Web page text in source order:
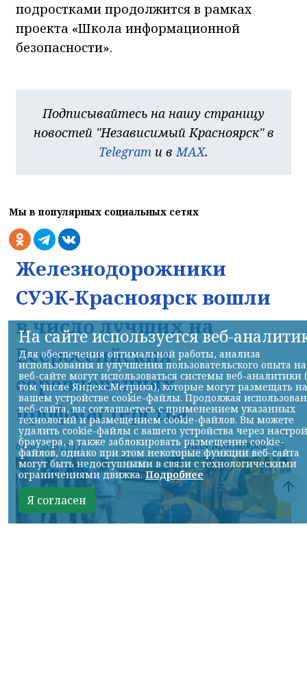
подростками продолжится в рамках
проекта «Школа информационной
безопасности».
Подписывайтесь на нашу страницу
новостей "Независимый Красноярск" в
Telegram и вMAX.
Мы в популярных социальных сетях
Железнодорожники
СУЭК-Красноярск вошли
в число лучших на
Всероссийских
соревнованиях
профмастерства
07.08.2026 22:13 НИА-Красноярск
На сайте используется веб-
Для обеспечения оптимальной работы, анализа
использования и улучшения пользовательского опыта на
веб-сайте могут использоваться системы веб-аналитики
том числе Яндекс.Метрика), которые могут размещать на
вашем устройстве cookie-файлы. Продолжая
веб-сайта, вы соглашаетесь с применением указанных
технологий и размещением cookie-файлов. Вы можете
удалить cookie-файлы с вашего устройства через
браузера, а также заблокировать размещение cookie-
файлов, однако при этом некоторые функции веб-сайта
могут быть недоступными в связи с технологическими
ограничениями движка. Подробнее
Я согласен